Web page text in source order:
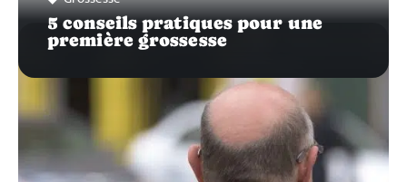
5 conseils pratiques pour une
première grossesse